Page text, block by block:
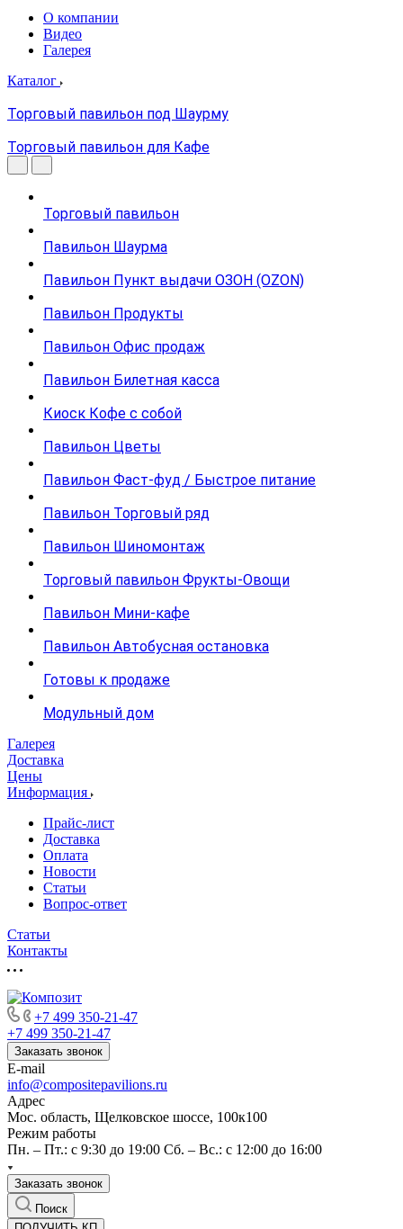
О компании
Видео
Галерея
Каталог
Торговый павильон под Шаурму
Торговый павильон для Кафе
Торговый павильон
Павильон Шаурма
Павильон Пункт выдачи ОЗОН (OZON)
Павильон Продукты
Павильон Офис продаж
Павильон Билетная касса
Киоск Кофе с собой
Павильон Цветы
Павильон Фаст-фуд / Быстрое питание
Павильон Торговый ряд
Павильон Шиномонтаж
Торговый павильон Фрукты-Овощи
Павильон Мини-кафе
Павильон Автобусная остановка
Готовы к продаже
Модульный дом
Галерея
Доставка
Цены
Информация
Прайс-лист
Доставка
Оплата
Новости
Статьи
Вопрос-ответ
Статьи
Контакты
+7 499 350-21-47
+7 499 350-21-47
Заказать звонок
E-mail
info@compositepavilions.ru
Адрес
Мос. область, Щелковское шоссе, 100к100
Режим работы
Пн. – Пт.: с 9:30 до 19:00 Сб. – Вс.: с 12:00 до 16:00
Заказать звонок
Поиск